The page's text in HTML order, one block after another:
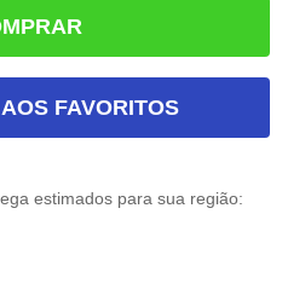
FAVORITOS
estimados para sua região: